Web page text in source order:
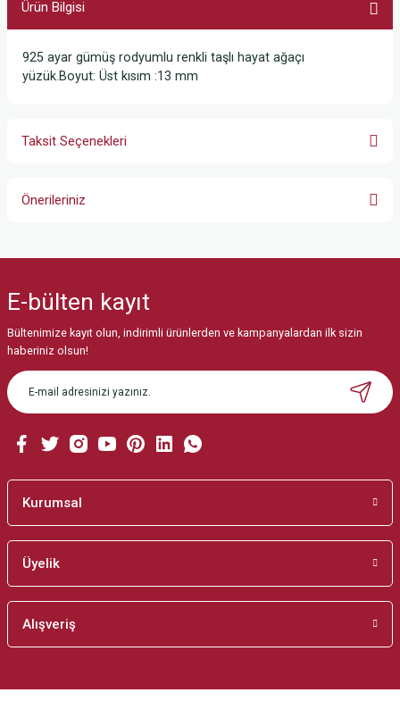
Ürün Bilgisi
925 ayar gümüş rodyumlu renkli taşlı hayat ağaçı
yüzük.Boyut: Üst kısım :13 mm
Taksit Seçenekleri
Önerileriniz
Görüş ve önerileriniz için teşekkür ederiz.
Ürün resmi kalitesiz, bozuk veya görüntülenemiyor.
Ürün açıklamasında eksik bilgiler bulunuyor.
Ürün bilgilerinde hatalar bulunuyor.
Bu ürüne benzer farklı alternatifler olmalı.
E-bülten kayıt
Bültenimize kayıt olun, indirimli ürünlerden ve kampanyalardan ilk sizin
haberiniz olsun!
Kurumsal
Üyelik
Alışveriş